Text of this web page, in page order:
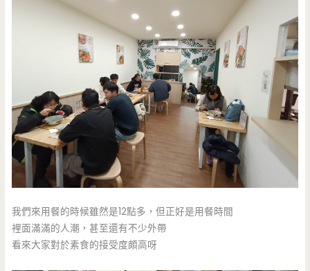
我們來用餐的時候雖然是12點多，但正好是用餐時間
裡面滿滿的人潮，甚至還有不少外帶
看來大家對於素食的接受度頗高呀